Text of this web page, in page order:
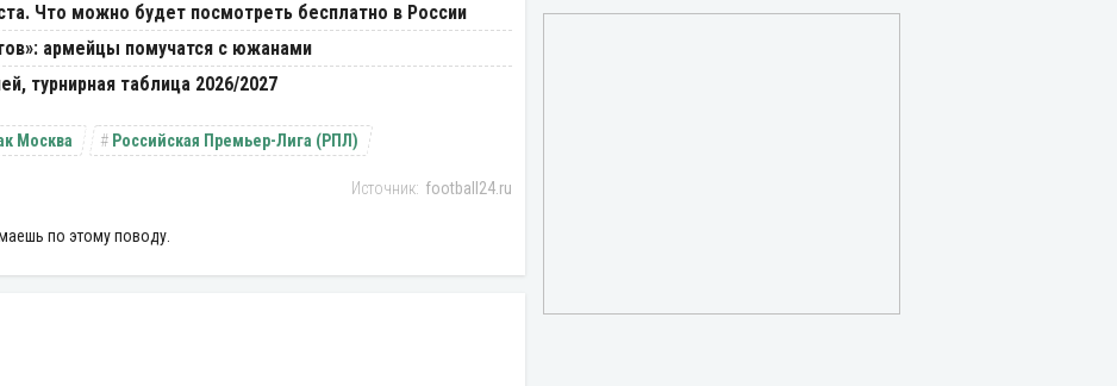
Что можно будет посмотреть бесплатно в России
армейцы помучатся с южанами
турнирная таблица 2026/2027
Москва Российская Премьер-Лига (РПЛ)
football24.ru
по этому поводу.